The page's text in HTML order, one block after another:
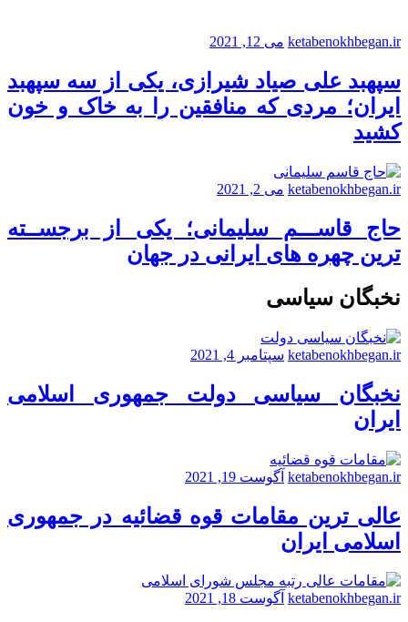
ketabenokhbegan.ir می 12, 2021
سپهبد علی صیاد شیرازی، یکی از سه سپهبد
ایران؛ مردی که منافقین را به خاک و خون
کشید
ketabenokhbegan.ir می 2, 2021
حاج قاســـم سلیمانی؛ یکی از برجســته
ترین چهره های ایرانی در جهان
نخبگان سیاسی
ketabenokhbegan.ir سپتامبر 4, 2021
نخبگان سیاسی دولت جمهوری اسلامی
ایران
ketabenokhbegan.ir آگوست 19, 2021
عالی ترین مقامات قوه قضائیه در جمهوری
اسلامی ایران
ketabenokhbegan.ir آگوست 18, 2021